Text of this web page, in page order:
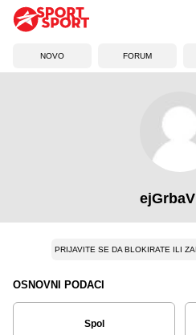
NOVO FORUM
PRIJAVITE SE DA BLOKIRATE ILI
OSNOVNI PODACI
Spol